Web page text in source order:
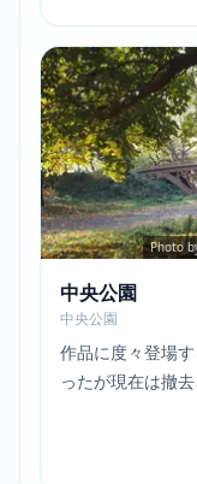
Photo
中央公園
中央公園
作品に度々登場
ったが現在は撤去